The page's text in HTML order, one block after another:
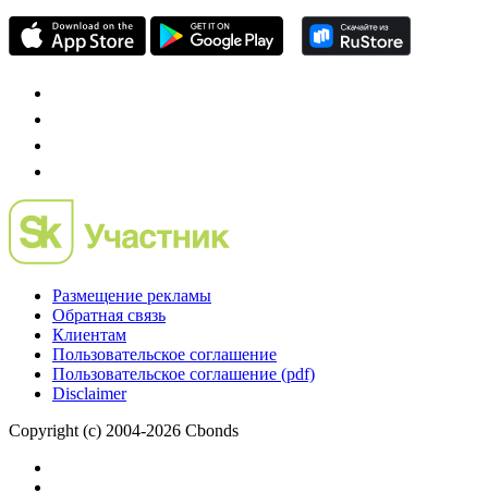
Размещение рекламы
Обратная связь
Клиентам
Пользовательское соглашение
Пользовательское соглашение (pdf)
Disclaimer
Copyright (c) 2004-2026 Cbonds